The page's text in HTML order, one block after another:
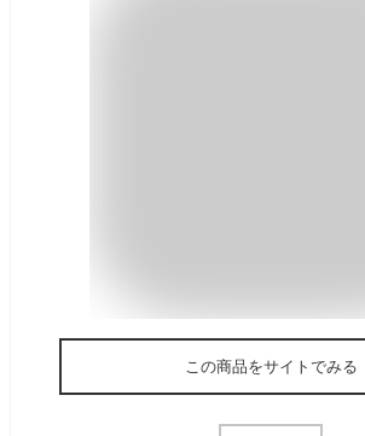
この商品をサイトでみる